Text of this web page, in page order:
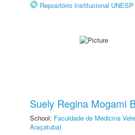
Repositório Institucional UNESP
Suely Regina Mogami
School: Faculdade de Medicina
Araçatuba)